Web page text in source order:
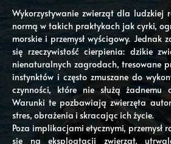
Wykorzystywanie zwierząt dla ludzkiej
normą w takich praktykach jak cyrki,
morskie i przemysł wyścigowy. Jednak
się rzeczywistość cierpienia: dzikie
nienaturalnych zagrodach, tresowane
instynktów i często zmuszane do
czynności, które nie służą żadnemu
Warunki te pozbawiają zwierzęta
stres, obrażenia i skracając ich życie.
Poza implikacjami etycznymi, przemysł
się na eksploatacji zwierząt,